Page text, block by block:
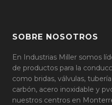
SOBRE NOSOTROS
En Industrias Miller somos
de productos para la
como bridas, válvulas,
carbón, acero inoxidable y
nuestros centros en